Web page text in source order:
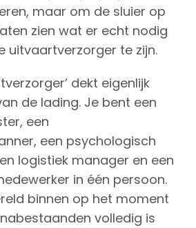
maar om de sluier op
zien wat er echt nodig
uitvaartverzorger te zijn.
dekt eigenlijk
de lading. Je bent een
een
een psychologisch
logistiek manager en een
in één persoon.
binnen op het moment
volledig is